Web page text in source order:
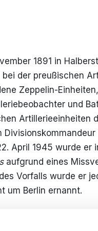
1891 in
der preußischen
Zeppelin-
und
Artillerieeinheiten
April 1945 wurde er
aufgrund eines
Vorfalls wurde er
um Berlin ernannt.
Kommando
von